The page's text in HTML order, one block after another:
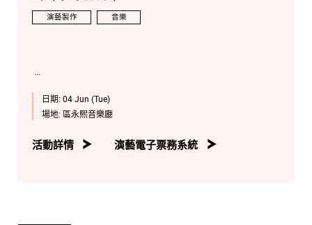
演藝製作 音樂
日期: 04 Jun (Tue)
場地: 區永熙音樂廳
活動詳情 演藝電子票務系統